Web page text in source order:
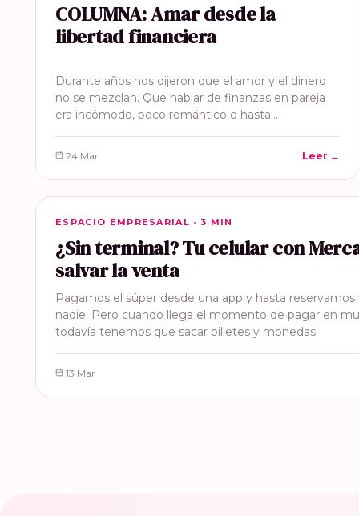
COLUMNA: Amar desde la
libertad financiera
Durante años nos dijeron que el amor y el dinero
no se mezclan. Que hablar de finanzas en pareja
era incómodo, poco romántico o hasta…
24 Mar Leer →
ESPACIO EMPRESARIAL
ESPACIO EMPRESARIAL · 3 MIN
¿Sin terminal? Tu celular con
salvar la venta
Pagamos el súper desde una app y hasta reservamos
nadie. Pero cuando llega el momento de pagar en
todavía tenemos que sacar billetes y monedas.
13 Mar